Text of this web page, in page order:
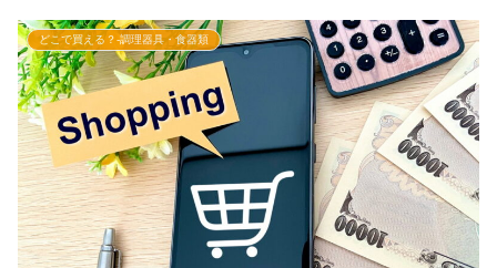
どこで買える？-調理器具・食器類